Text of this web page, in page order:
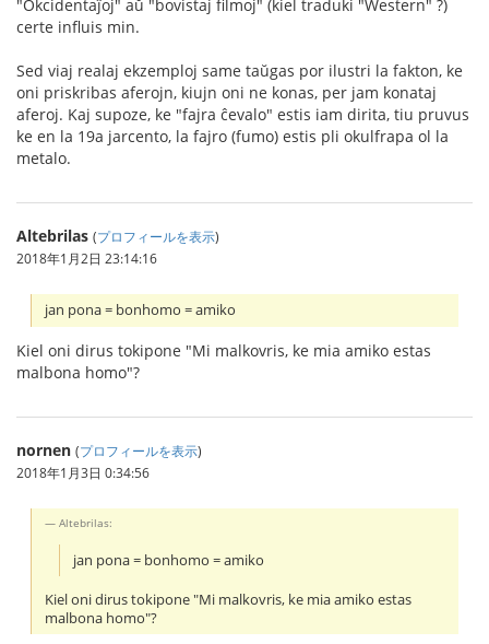
"Okcidentaĵoj" aŭ "bovistaj filmoj" (kiel traduki "Western" ?)
certe influis min.
Sed viaj realaj ekzemploj same taŭgas por ilustri la fakton, ke
oni priskribas aferojn, kiujn oni ne konas, per jam konataj
aferoj. Kaj supoze, ke "fajra ĉevalo" estis iam dirita, tiu pruvus
ke en la 19a jarcento, la fajro (fumo) estis pli okulfrapa ol la
metalo.
Altebrilas (プロフィールを表示)
2018年1月2日 23:14:16
jan pona = bonhomo = amiko
Kiel oni dirus tokipone "Mi malkovris, ke mia amiko estas
malbona homo"?
nornen (プロフィールを表示)
2018年1月3日 0:34:56
Altebrilas:
jan pona = bonhomo = amiko
Kiel oni dirus tokipone "Mi malkovris, ke mia amiko estas
malbona homo"?